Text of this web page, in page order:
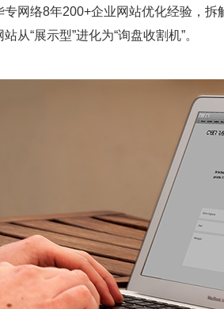
网络8年200+企业网站优化经验，
从“展示型”进化为“询盘收割机”。